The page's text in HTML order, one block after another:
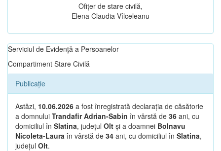
Ofițer de stare civilă,
Elena Claudia Vîlceleanu
Serviciul de Evidență a Persoanelor
Compartiment Stare Civilă
Publicație
Astăzi, 10.06.2026 a fost înregistrată declarația de căsătorie
a domnului Trandafir Adrian-Sabin în vârstă de 36 ani, cu
domiciliul în Slatina, județul Olt și a doamnei Bolnavu
Nicoleta-Laura în vârstă de 34 ani, cu domiciliul în Slatina,
județul Olt.